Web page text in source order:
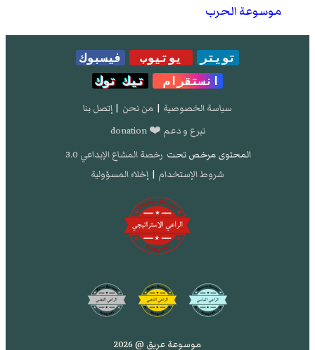
موسوعة الحرب
تويتر يوتيوب
فيسبوك
انستقرام
تيك توك
سياسة الخصوصية | من نحن | إتصل بنا
تبرع و دعم ❤️ donation
المحتوى مرخص تحت رخصة المشاع الإبداعي 3.0
شروط الإستخدام | إخلاء المسؤولية
موسوعة عريق @ 2026